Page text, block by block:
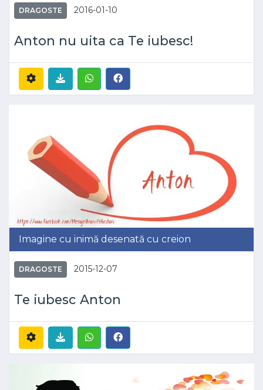
DRAGOSTE 2016-01-10
Anton nu uita ca Te iubesc!
Imagine cu inimă desenată cu creion
DRAGOSTE 2015-12-07
Te iubesc Anton